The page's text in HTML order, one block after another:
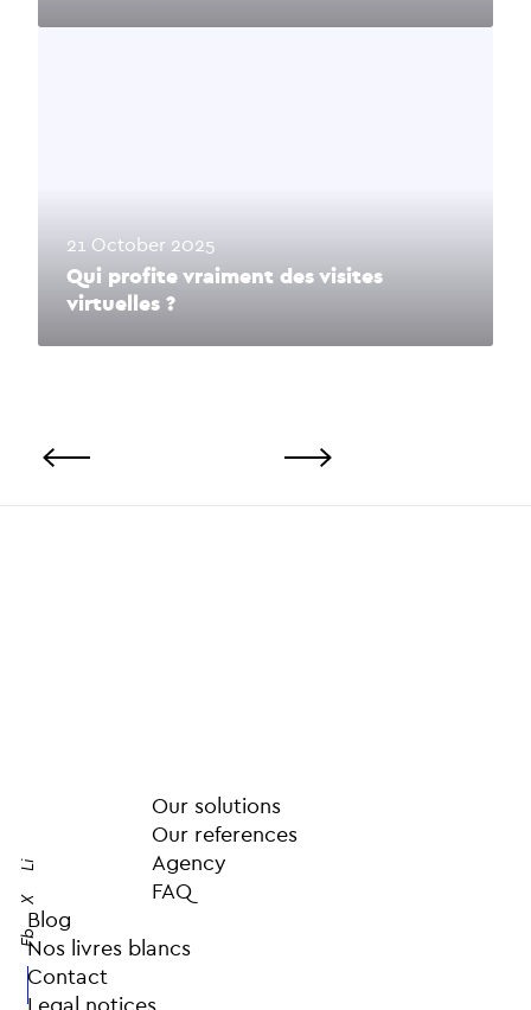
Fb
X
Li
21 October 2025
Qui profite vraiment des visites
virtuelles ?
Our solutions
Our references
Agency
FAQ
Blog
Nos livres blancs
Contact